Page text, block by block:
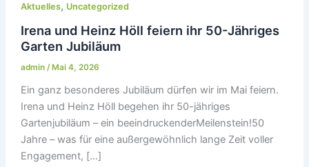
Aktuelles, Uncategorized
Irena und Heinz Höll feiern ihr 50-Jähriges
Garten Jubiläum
admin / Mai 4, 2026
Ein ganz besonderes Jubiläum dürfen wir im Mai feiern.
Irena und Heinz Höll begehen ihr 50-jähriges
Gartenjubiläum – ein beeindruckenderMeilenstein!50
Jahre – was für eine außergewöhnlich lange Zeit voller
Engagement, […]